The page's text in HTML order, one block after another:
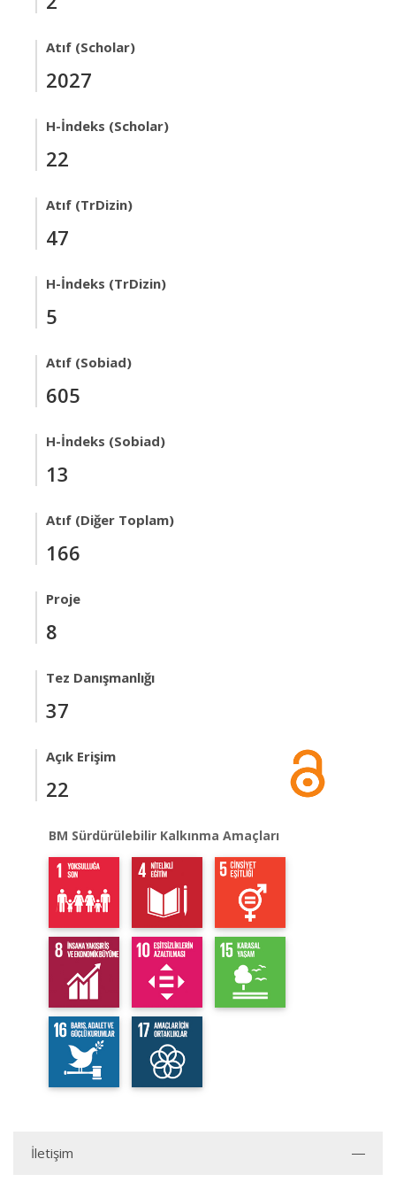
Atıf (Scholar)
2027
H-İndeks (Scholar)
22
Atıf (TrDizin)
47
H-İndeks (TrDizin)
5
Atıf (Sobiad)
605
H-İndeks (Sobiad)
13
Atıf (Diğer Toplam)
166
Proje
8
Tez Danışmanlığı
37
Açık Erişim
22
BM Sürdürülebilir Kalkınma Amaçları
İletişim